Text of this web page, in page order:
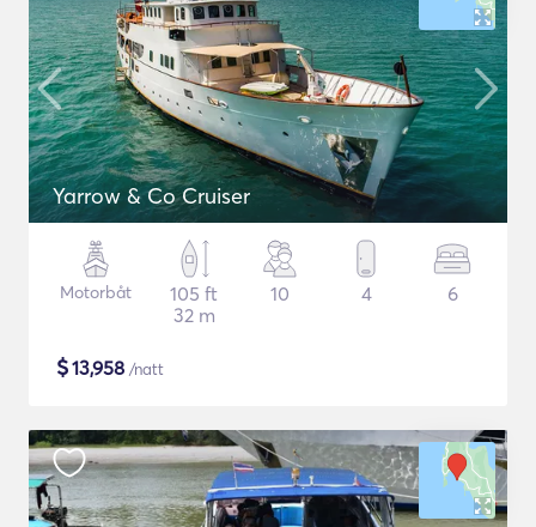
Yarrow & Co Cruiser
Motorbåt
105 ft
32 m
10 4 6
$13,958 /natt